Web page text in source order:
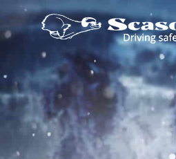
Siirry
suoraan
sisältöön
Scason